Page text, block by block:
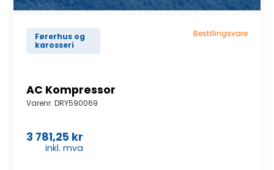
Førerhus og
karosseri
Bestillingsvare
AC Kompressor
Varenr. DRY590069
3 781,25 kr
inkl. mva